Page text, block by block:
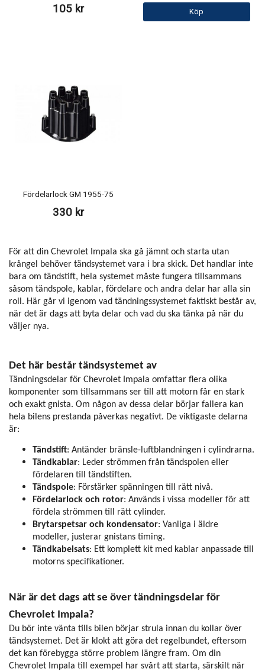
105 kr Köp
Fördelarlock GM 1955-75
330 kr
För att din Chevrolet Impala ska gå jämnt och starta utan
krångel behöver tändsystemet vara i bra skick. Det handlar inte
bara om tändstift, hela systemet måste fungera tillsammans
såsom tändspole, kablar, fördelare och andra delar har alla sin
roll. Här går vi igenom vad tändningssystemet faktiskt består av,
när det är dags att byta delar och vad du ska tänka på när du
väljer nya.
Det här består tändsystemet av
Tändningsdelar för Chevrolet Impala omfattar flera olika
komponenter som tillsammans ser till att motorn får en stark
och exakt gnista. Om någon av dessa delar börjar fallera kan
hela bilens prestanda påverkas negativt. De viktigaste delarna
är:
Tändstift: Antänder bränsle-luftblandningen i cylindrarna.
Tändkablar: Leder strömmen från tändspolen eller
fördelaren till tändstiften.
Tändspole: Förstärker spänningen till rätt nivå.
Fördelarlock och rotor: Används i vissa modeller för att
fördela strömmen till rätt cylinder.
Brytarspetsar och kondensator: Vanliga i äldre
modeller, justerar gnistans timing.
Tändkabelsats: Ett komplett kit med kablar anpassade till
motorns specifikationer.
När är det dags att se över tändningsdelar för
Chevrolet Impala?
Du bör inte vänta tills bilen börjar strula innan du kollar över
tändsystemet. Det är klokt att göra det regelbundet, eftersom
det kan förebygga större problem längre fram. Om din
Chevrolet Impala till exempel har svårt att starta, särskilt när